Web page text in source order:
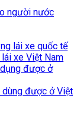
người nước
lái xe quốc tế
xe Việt Nam
được ở
dùng được ở Việt